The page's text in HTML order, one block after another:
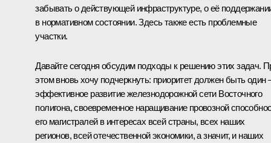
забывать о действующей инфраструктуре, о её
в нормативном состоянии. Здесь также есть проблемные
участки.
Давайте сегодня обсудим подходы к решению этих задач.
этом вновь хочу подчеркнуть: приоритет должен быть один
эффективное развитие железнодорожной сети Восточного
полигона, своевременное наращивание провозной
его магистралей в интересах всей страны, всех наших
регионов, всей отечественной экономики, а значит, и наших